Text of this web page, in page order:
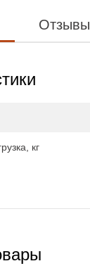
Отзывы
кг